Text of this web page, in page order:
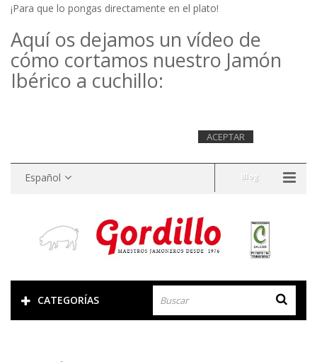
¡Para que lo pongas directamente en el plato!
Aquí os dejamos un vídeo de
cómo cortamos nuestro Jamón
Ibérico a cuchillo: